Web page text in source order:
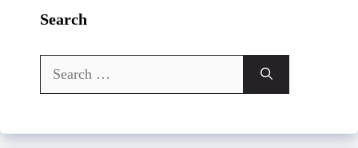
Search
Search
for: